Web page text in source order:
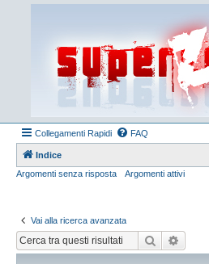
Collegamenti Rapidi FAQ
Indice
Argomenti senza risposta
Argomenti attivi
Vai alla ricerca avanzata
Cerca